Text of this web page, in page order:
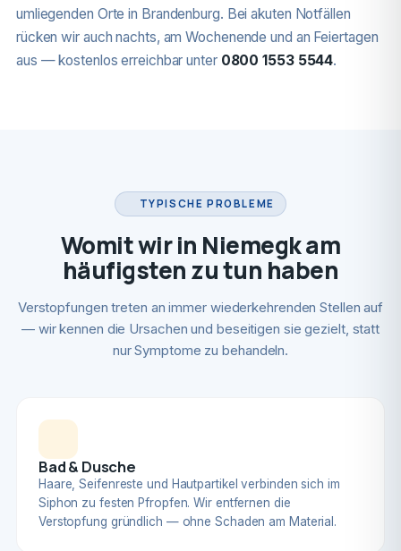
umliegenden Orte in Brandenburg. Bei akuten Notfällen
rücken wir auch nachts, am Wochenende und an Feiertagen
aus — kostenlos erreichbar unter 0800 1553 5544.
TYPISCHE PROBLEME
Womit wir in Niemegk am
häufigsten zu tun haben
Verstopfungen treten an immer wiederkehrenden Stellen auf
— wir kennen die Ursachen und beseitigen sie gezielt, statt
nur Symptome zu behandeln.
Bad & Dusche
Haare, Seifenreste und Hautpartikel verbinden sich im
Siphon zu festen Pfropfen. Wir entfernen die
Verstopfung gründlich — ohne Schaden am Material.